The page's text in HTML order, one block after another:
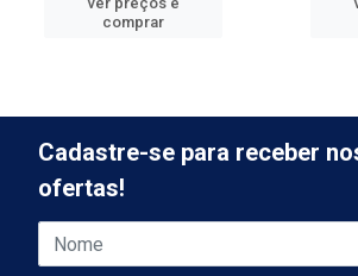
comprar
Cadastre-se para receber
ofertas!